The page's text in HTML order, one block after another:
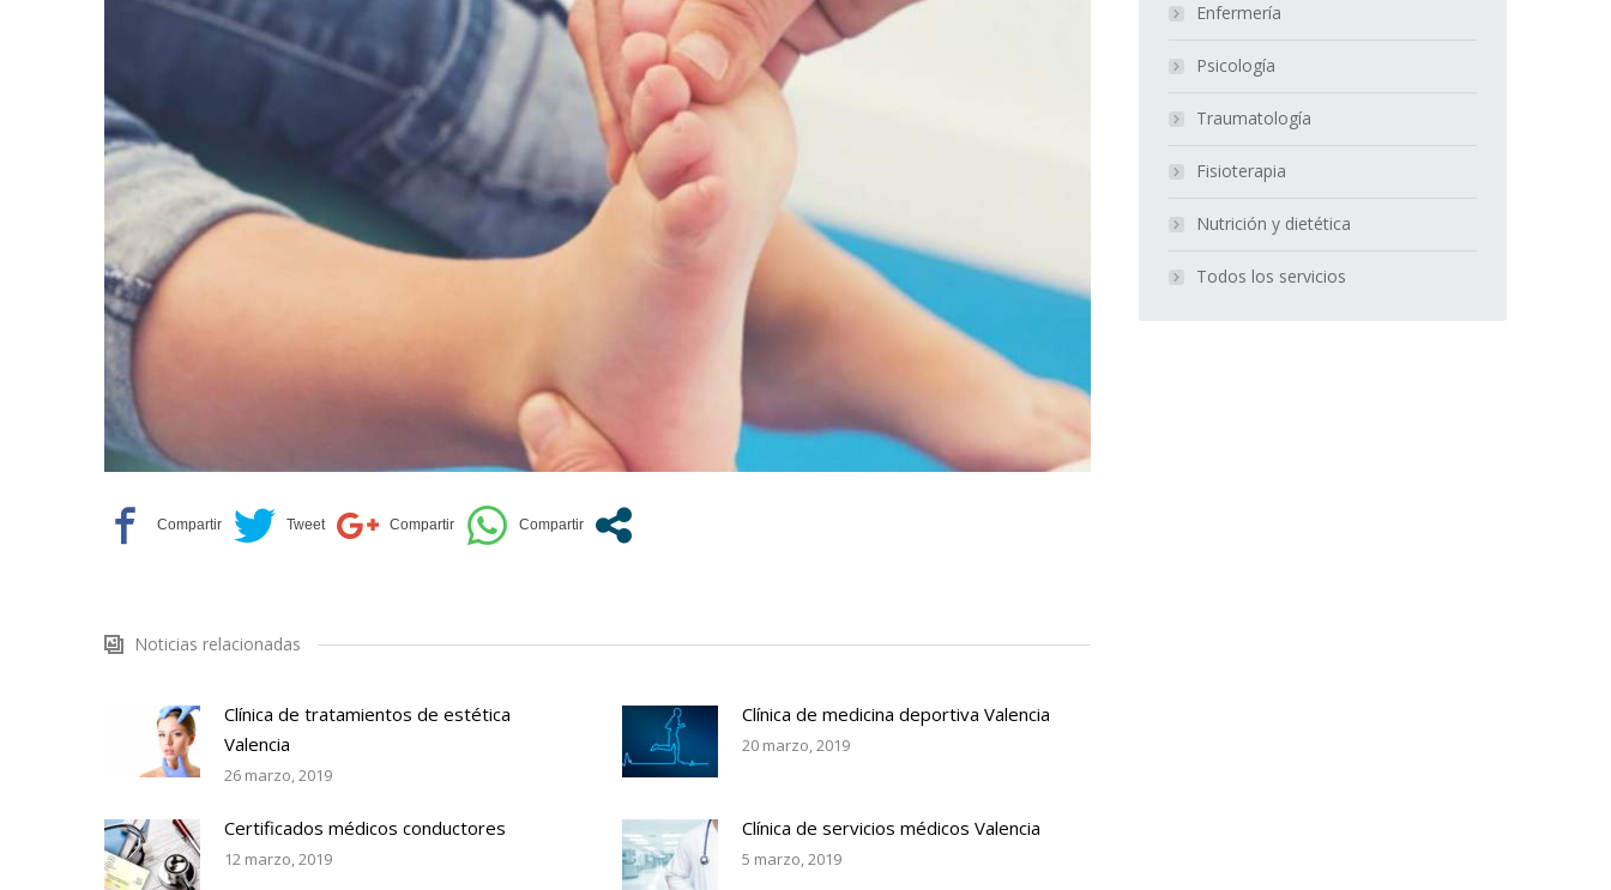
Noticias relacionadas
Clínica de tratamientos de estética
Valencia
26 marzo, 2019
Clínica de medicina deportiva Valencia
20 marzo, 2019
Certificados médicos conductores
12 marzo, 2019
Clínica de servicios médicos Valencia
5 marzo, 2019
Enfermería
Psicología
Traumatología
Fisioterapia
Nutrición y dietética
Todos los servicios